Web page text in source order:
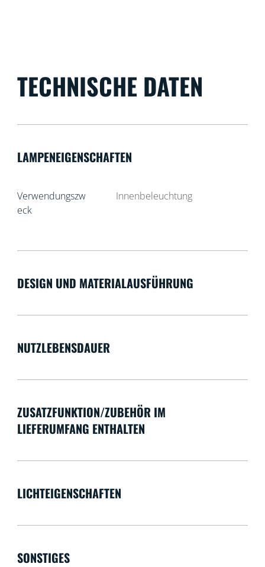
TECHNISCHE DATEN
LAMPENEIGENSCHAFTEN
Verwendungszw
eck
Innenbeleuchtung
DESIGN UND MATERIALAUSFÜHRUNG
NUTZLEBENSDAUER
ZUSATZFUNKTION/ZUBEHÖR IM
LIEFERUMFANG ENTHALTEN
LICHTEIGENSCHAFTEN
SONSTIGES